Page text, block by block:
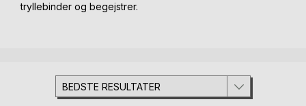
tryllebinder og begejstrer.
BEDSTE RESULTATER